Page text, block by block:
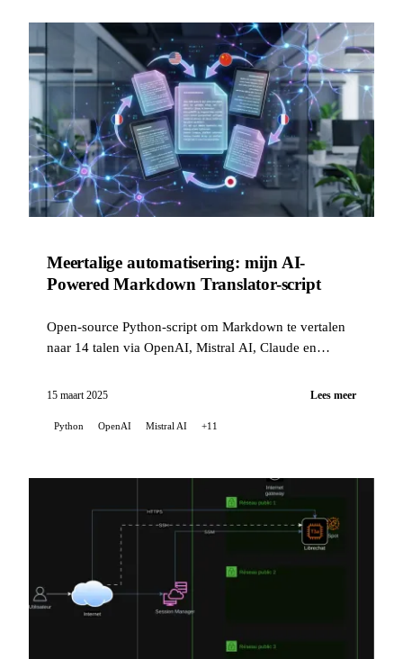
Meertalige automatisering: mijn AI-
Powered Markdown Translator-script
Open-source Python-script om Markdown te vertalen
naar 14 talen via OpenAI, Mistral AI, Claude en
met 14 kwaliteits-hooks, 229 tests, SonarCloud en AI-
15 maart 2025 Lees meer
Python OpenAI Mistral AI +11